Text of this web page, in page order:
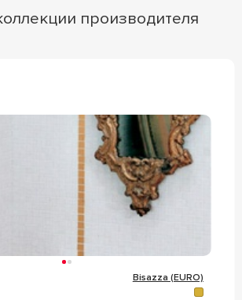
производителя
Bisazza (EURO)